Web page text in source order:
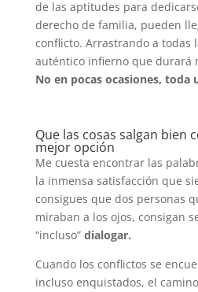
de las aptitudes para
derecho de familia, pueden
conflicto. Arrastrando a todas
auténtico infierno que durará
No en pocas ocasiones, toda
Que las cosas salgan bien
mejor opción
Me cuesta encontrar las
la inmensa satisfacción que
consigues que dos personas
miraban a los ojos, consigan
“incluso” dialogar.
Cuando los conflictos se
incluso enquistados, el